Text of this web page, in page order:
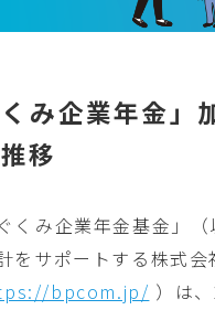
くみ企業年金
移
くみ企業年金基金」
をサポートする株式
bpcom.jp/ ）は